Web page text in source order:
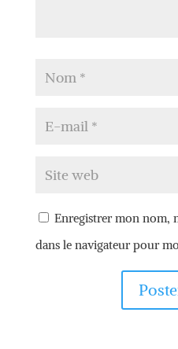
Enregistrer mon nom,
dans le navigateur pour